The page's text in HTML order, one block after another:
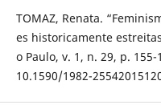
TOMAZ, Renata.
es historicamente
o Paulo, v. 1, n. 29, p. 155-
10.1590/1982-